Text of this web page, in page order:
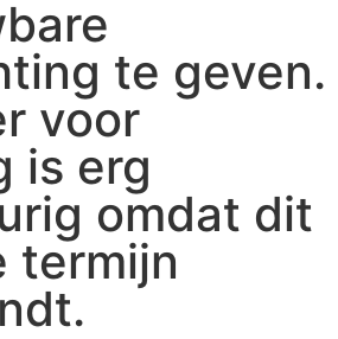
te geven.
voor
is erg
omdat dit
termijn